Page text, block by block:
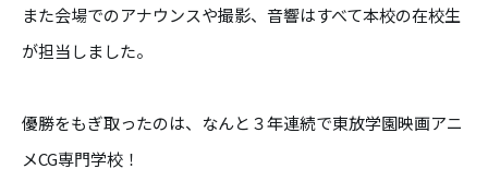
また会場でのアナウンスや撮影、音響はすべて本校の在校生
が担当しました。
優勝をもぎ取ったのは、なんと３年連続で東放学園映画アニ
メCG専門学校！